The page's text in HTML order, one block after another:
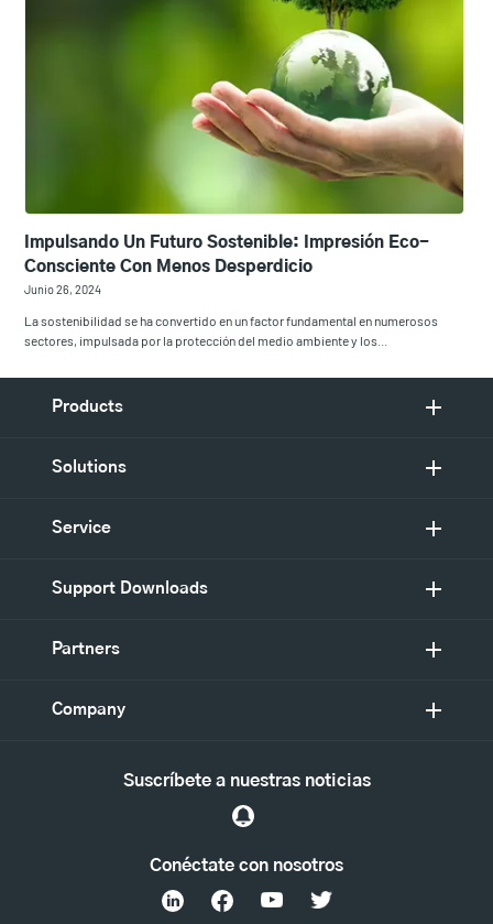
Impulsando Un Futuro Sostenible: Impresión Eco-
Consciente Con Menos Desperdicio
Junio 26, 2024
La sostenibilidad se ha convertido en un factor fundamental en numerosos
sectores, impulsada por la protección del medio ambiente y los...
Products
Solutions
Service
Support Downloads
Partners
Company
Conéctate con nosotros
Suscríbete a nuestras noticias